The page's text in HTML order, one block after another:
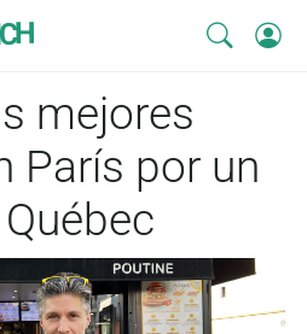
mejores
París por un